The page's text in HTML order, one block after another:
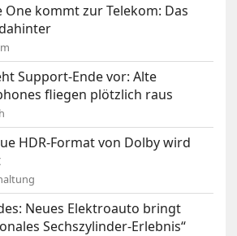
One kommt zur Telekom: Das
Support-Ende vor: Alte
fliegen plötzlich raus
HDR-Format von Dolby wird
Neues Elektroauto bringt
Sechszylinder-Erlebnis“